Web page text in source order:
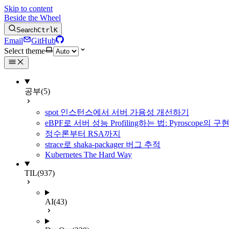
Skip to content
Beside the Wheel
SearchCtrlK
Email
GitHub
Select theme
공부(5)
spot 인스턴스에서 서버 가용성 개선하기
eBPF로 서버 성능 Profiling하는 법: Pyroscope의 구
정수론부터 RSA까지
strace로 shaka-packager 버그 추적
Kubernetes The Hard Way
TIL(937)
AI(43)